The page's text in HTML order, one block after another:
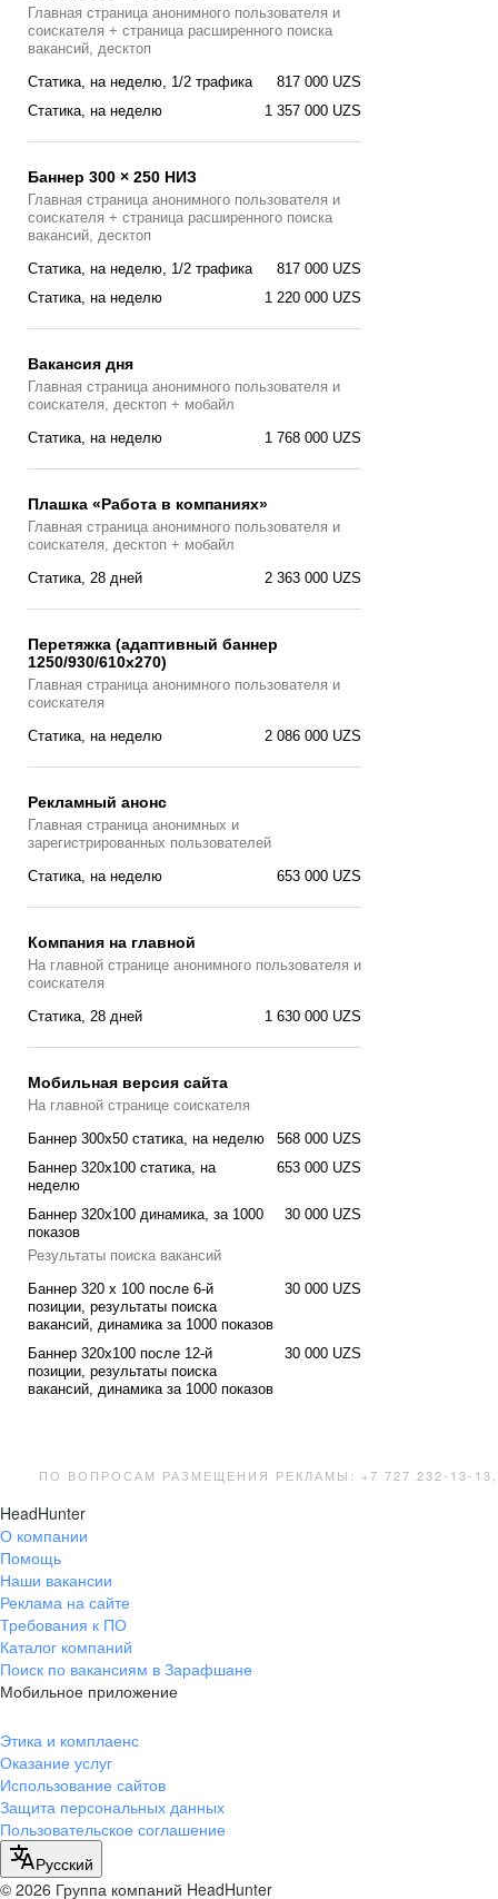
Главная страница анонимного пользователя и
соискателя + страница расширенного поиска
вакансий, десктоп
817 000 UZS
Статика, на неделю, 1/2 трафика
1 357 000 UZS
Статика, на неделю
Баннер 300 × 250 НИЗ
Главная страница анонимного пользователя и
соискателя + страница расширенного поиска
вакансий, десктоп
817 000 UZS
Статика, на неделю, 1/2 трафика
1 220 000 UZS
Статика, на неделю
Вакансия дня
Главная страницa анонимного пользователя и
соискателя, десктоп + мобайл
1 768 000 UZS
Статика, на неделю
Плашка «Работа в компаниях»
Главная страницa анонимного пользователя и
соискателя, десктоп + мобайл
2 363 000 UZS
Статика, 28 дней
Перетяжка (адаптивный баннер
1250/930/610х270)
Главная страницa анонимного пользователя и
соискателя
2 086 000 UZS
Статика, на неделю
Рекламный анонс
Главная страница анонимных и
зарегистрированных пользователей
653 000 UZS
Статика, на неделю
Компания на главной
На главной странице анонимного пользователя и
соискателя
1 630 000 UZS
Статика, 28 дней
Мобильная версия сайта
На главной странице соискателя
568 000 UZS
Баннер 300x50 статика, на неделю
653 000 UZS
Баннер 320x100 cтатика, на
неделю
30 000 UZS
Баннер 320x100 динамика, за 1000
показов
Результаты поиска вакансий
30 000 UZS
Баннер 320 x 100 после 6-й
позиции, результаты поиска
вакансий, динамика за 1000 показов
30 000 UZS
Баннер 320x100 после 12-й
позиции, результаты поиска
вакансий, динамика за 1000 показов
ПО ВОПРОСАМ РАЗМЕЩЕНИЯ РЕКЛАМЫ: +7 727 232-13-13,
HeadHunter
О компании
Помощь
Наши вакансии
Реклама на сайте
Требования к ПО
Каталог компаний
Поиск по вакансиям в Зарафшане
Мобильное приложение
Этика и комплаенс
Оказание услуг
Использование сайтов
Защита персональных данных
Пользовательское соглашение
Русский
© 2026 Группа компаний HeadHunter